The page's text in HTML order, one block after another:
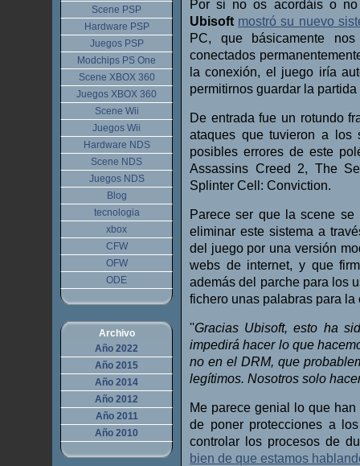
Por si no os acordáis o
Ubisoft mostró su nuevo
PC, que básicamente
conectados
la conexión, el juego iría
permitirnos guardar la
De entrada fue un rotundo
ataques que tuvieron a los
posibles errores de este
Assassins Creed 2, The
Splinter Cell: Conviction.
Parece ser que la scene
eliminar este sistema a
del juego por una versión
webs de internet, y que
además del parche para los
fichero unas palabras para
''Gracias Ubisoft, esto ha
impedirá hacer lo que
no en el DRM, que
legítimos. Nosotros solo
Me parece genial lo que
de poner protecciones a
controlar los procesos de
bien de que estamos
Scene PSP
Hardware PSP
Juegos PSP
Modchips PS One
Scene XBOX 360
Juegos XBOX 360
Scene Wii
Juegos Wii
Hardware NDS
Scene NDS
Juegos NDS
Blog
tecnologia
xbox
CFW
OFW
ODE
Archivo
Año 2022
Año 2015
Año 2014
Año 2012
Año 2011
Año 2010